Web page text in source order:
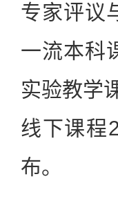
专家评议
一流本科
实验教学
线下课程
布。